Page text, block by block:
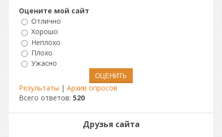
Оцените мой сайт
Отлично
Хорошо
Неплохо
Плохо
Ужасно
Результаты | Архив опросов
Всего ответов: 520
Друзья сайта